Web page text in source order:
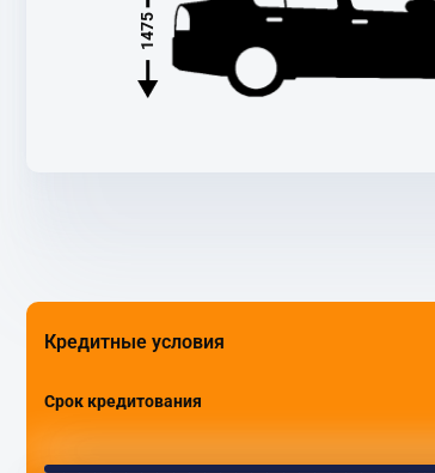
1475
Кредитные условия
Срок кредитования